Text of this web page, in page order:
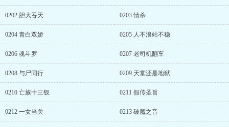
0202 胆大吞天 0203 情杀
0204 青白双娇 0205 人不浪站不稳
0206 魂斗罗 0207 老司机翻车
0208 与尸同行 0209 天堂还是地狱
0210 亡族十三钗 0211 假传圣旨
0212 一女当关 0213 破魔之音